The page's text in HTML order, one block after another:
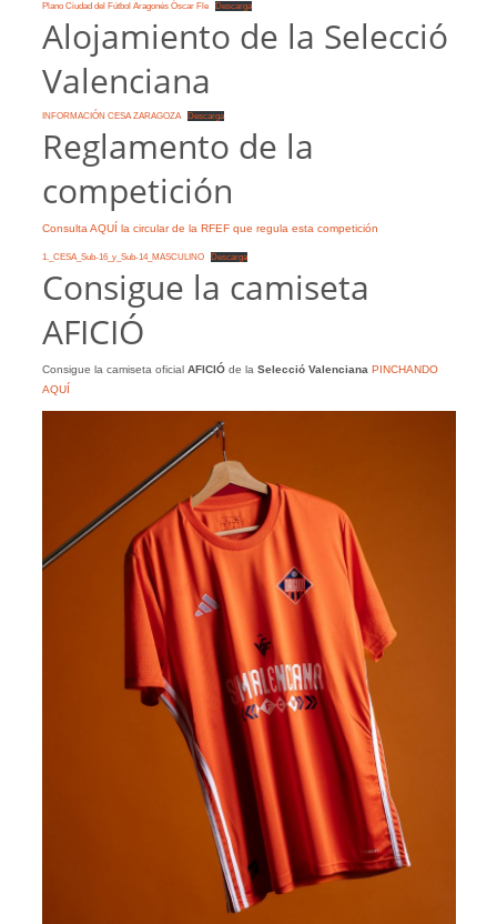
Plano Ciudad del Fútbol Aragonés Óscar Fle Descarga
Alojamiento de la Selecció
Valenciana
INFORMACIÓN CESA ZARAGOZA Descarga
Reglamento de la
competición
Consulta AQUÍ la circular de la RFEF que regula esta competición
1._CESA_Sub-16_y_Sub-14_MASCULINO Descarga
Consigue la camiseta
AFICIÓ
Consigue la camiseta oficial AFICIÓde la Selecció Valenciana PINCHANDO
AQUÍ